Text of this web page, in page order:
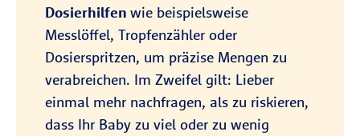
Dosierhilfen wie beispielsweise
Messlöffel, Tropfenzähler oder
Dosierspritzen, um präzise Mengen zu
verabreichen. Im Zweifel gilt: Lieber
einmal mehr nachfragen, als zu riskieren,
dass Ihr Baby zu viel oder zu wenig